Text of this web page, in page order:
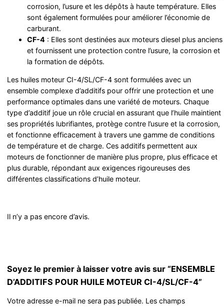
corrosion, l’usure et les dépôts à haute température. Elles
sont également formulées pour améliorer l’économie de
carburant.
CF-4 : Elles sont destinées aux moteurs diesel plus anciens
et fournissent une protection contre l’usure, la corrosion et
la formation de dépôts.
Les huiles moteur CI-4/SL/CF-4 sont formulées avec un
ensemble complexe d’additifs pour offrir une protection et une
performance optimales dans une variété de moteurs. Chaque
type d’additif joue un rôle crucial en assurant que l’huile maintient
ses propriétés lubrifiantes, protège contre l’usure et la corrosion,
et fonctionne efficacement à travers une gamme de conditions
de température et de charge. Ces additifs permettent aux
moteurs de fonctionner de manière plus propre, plus efficace et
plus durable, répondant aux exigences rigoureuses des
différentes classifications d’huile moteur.
Il n’y a pas encore d’avis.
Soyez le premier à laisser votre avis sur “ENSEMBLE
D’ADDITIFS POUR HUILE MOTEUR CI-4/SL/CF-4”
Votre adresse e-mail ne sera pas publiée. Les champs